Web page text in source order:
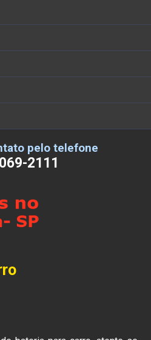
pelo telefone
2111